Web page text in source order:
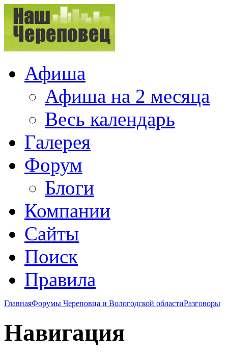
Афиша
Афиша на 2 месяца
Весь календарь
Галерея
Форум
Блоги
Компании
Сайты
Поиск
Правила
ГлавнаяФорумы Череповца и Вологодской областиРазговоры
Навигация